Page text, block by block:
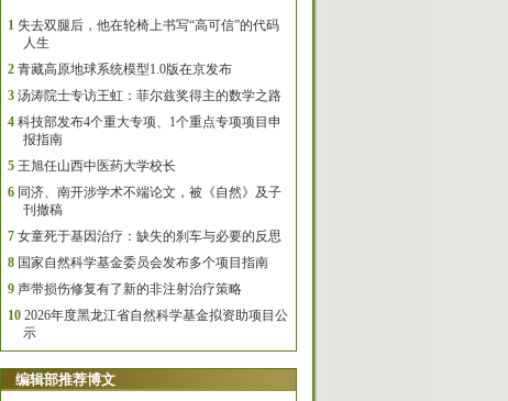
1 失去双腿后，他在轮椅上书写“高可信”的代码
人生
2 青藏高原地球系统模型1.0版在京发布
3 汤涛院士专访王虹：菲尔兹奖得主的数学之路
4 科技部发布4个重大专项、1个重点专项项目申
报指南
5 王旭任山西中医药大学校长
6 同济、南开涉学术不端论文，被《自然》及子
刊撤稿
7 女童死于基因治疗：缺失的刹车与必要的反思
8 国家自然科学基金委员会发布多个项目指南
9 声带损伤修复有了新的非注射治疗策略
10 2026年度黑龙江省自然科学基金拟资助项目公
示
编辑部推荐博文